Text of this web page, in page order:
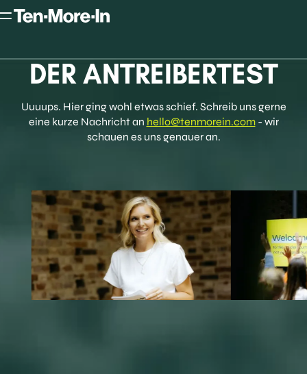
DER ANTREIBERTEST
Uuuups. Hier ging wohl etwas schief. Schreib uns gerne
eine kurze Nachricht an hello@tenmorein.com- wir
schauen es uns genauer an.